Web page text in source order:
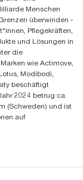
Menschen
überwinden -
Pflegekräften,
und Lösungen in
die
wie Actimove,
Modibodi,
beschäftigt
2024 betrug ca.
(Schweden) und ist
auf